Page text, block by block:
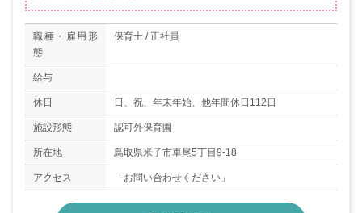
職種・雇用形
態
保育士 / 正社員
給与
休日 日、祝、年末年始、他年間休日112日
施設形態 認可外保育園
所在地 鳥取県米子市車尾5丁目9-18
アクセス 「お問い合わせください」